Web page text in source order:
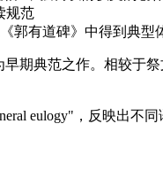
规范
郭有道碑》中得到典型
期典范之作。相较于
eulogy"，反映出不